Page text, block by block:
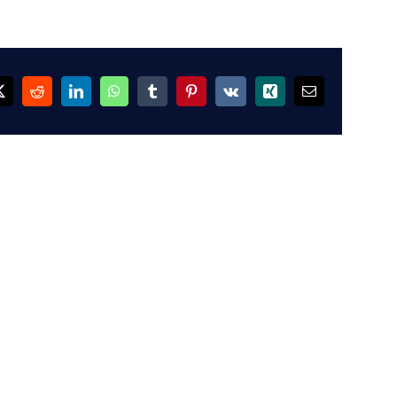
RedditLinkedInWhatsAppTumblrPinterest
Vk Xing Email